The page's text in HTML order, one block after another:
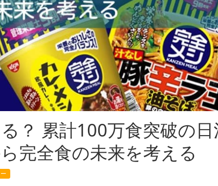
？ 累計100万食突破の
完全食の未来を考える